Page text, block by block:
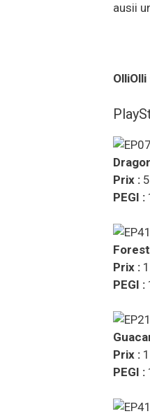
ausii
OlliOlli
Prix :
PEGI :
Prix :
PEGI :
Prix :
PEGI :